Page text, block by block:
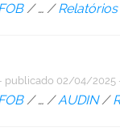
/…/
publicado 02/04/2025
/…/AUDIN /